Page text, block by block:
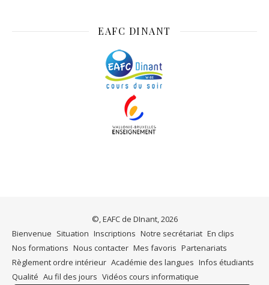
EAFC DINANT
©, EAFC de DInant, 2026
Bienvenue Situation Inscriptions Notre secrétariat En clips
Nos formations Nous contacter Mes favoris Partenariats
Règlement ordre intérieur Académie des langues Infos étudiants
Qualité Au fil des jours Vidéos cours informatique